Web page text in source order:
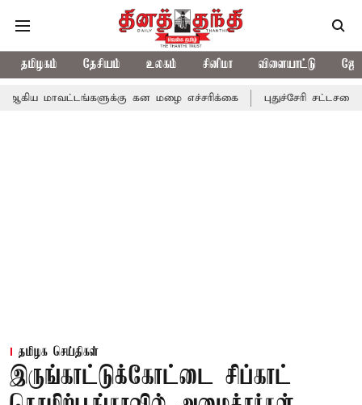
தமிழகம் தேசியம் உலகம் சினிமா விளையாட்டு
கன மழை எச்சரிக்கை புதுச்சேரி சட்டசபையில் வரும்
தமிழக செய்திகள்
இருங்காட்டுக்கோட்டை சிப்காட்